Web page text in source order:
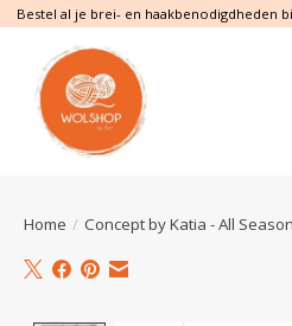
Bestel al je brei- en haakbenodigdheden
Home / Concept by Katia - All